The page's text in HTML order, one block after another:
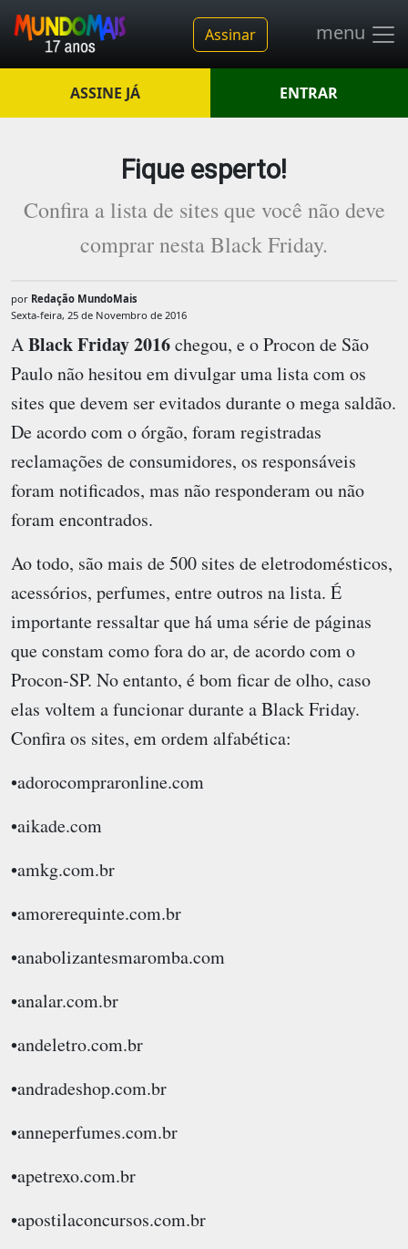
Assinar menu
ASSINE JÁ ENTRAR
Fique esperto!
Confira a lista de sites que você não deve
comprar nesta Black Friday.
por Redação MundoMais
Sexta-feira, 25 de Novembro de 2016
ABlack Friday 2016chegou, e o Procon de São
Paulo não hesitou em divulgar uma lista com os
sites que devem ser evitados durante o mega saldão.
De acordo com o órgão, foram registradas
reclamações de consumidores, os responsáveis
foram notificados, mas não responderam ou não
foram encontrados.
Ao todo, são mais de 500 sites de eletrodomésticos,
acessórios, perfumes, entre outros na lista. É
importante ressaltar que há uma série de páginas
que constam como fora do ar, de acordo com o
Procon-SP. No entanto, é bom ficar de olho, caso
elas voltem a funcionar durante a Black Friday.
Confira os sites, em ordem alfabética:
•adorocompraronline.com
•aikade.com
•amkg.com.br
•amorerequinte.com.br
•anabolizantesmaromba.com
•analar.com.br
•andeletro.com.br
•andradeshop.com.br
•anneperfumes.com.br
•apetrexo.com.br
•apostilaconcursos.com.br